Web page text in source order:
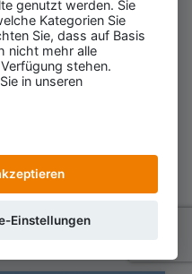
(8 Tage)
genutzt werden. Sie
Kategorien Sie
Sie, dass auf Basis
nicht mehr alle
stehen.
in unseren
Einstellungen